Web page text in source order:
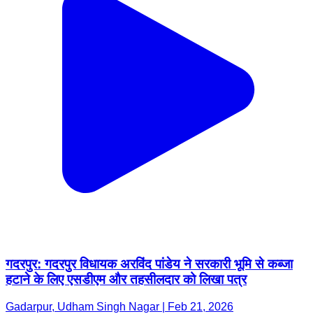
गदरपुर: गदरपुर विधायक अरविंद पांडेय ने सरकारी भूमि से कब्जा
हटाने के लिए एसडीएम और तहसीलदार को लिखा पत्र
Gadarpur, Udham Singh Nagar | Feb 21, 2026